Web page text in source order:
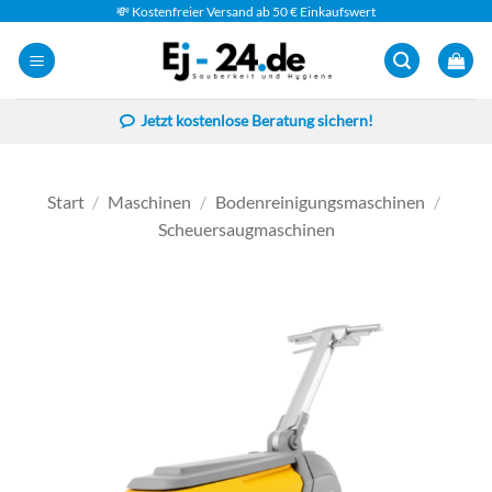
Inhalt
springen
💸 Kostenfreier Versand ab 50 € Einkaufswert
Jetzt kostenlose Beratung sichern!
Start / Maschinen / Bodenreinigungsmaschinen /
Scheuersaugmaschinen